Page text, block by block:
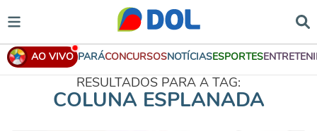
AO VIVO PARÁCONCURSOSNOTÍCIASESPORTES
RESULTADOS PARA A TAG:
COLUNA ESPLANADA